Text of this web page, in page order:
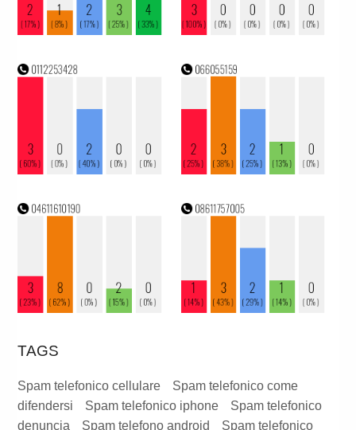
TAGS
Spam telefonico cellulare
Spam telefonico come
difendersi
Spam telefonico iphone
Spam telefonico
denuncia
Spam telefono android Spam telefonico